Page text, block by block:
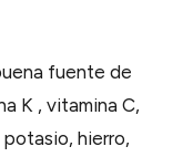
fuente de
K , vitamina C,
hierro,